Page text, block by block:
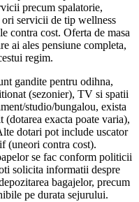
precum spalatorie,
servicii de tip wellness
contra cost. Oferta de masa
ai ales pensiune completa,
regim.
gandite pentru odihna,
(sezonier), TV si spatii
studio/bungalou, exista
(dotarea exacta poate varia),
dotari pot include uscator
(uneori contra cost).
se fac conform politicii
solicita informatii despre
bagajelor, precum
pe durata sejurului.